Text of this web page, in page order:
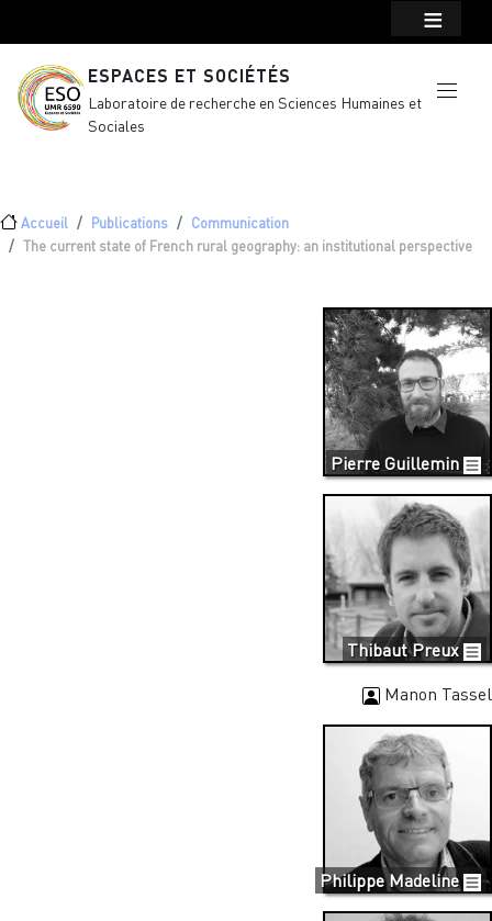
ESPACES ET SOCIÉTÉS
Laboratoire de recherche en Sciences Humaines et
Sociales
Fil d'Ariane
Accueil Publications
Communication
The current state of French rural geography: an institutional perspective
Pierre Guillemin
Thibaut Preux
Manon Tassel
Philippe Madeline